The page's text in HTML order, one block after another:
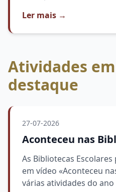
Ler mais →
Atividades em
destaque
27-07-2026
Aconteceu nas
As Bibliotecas
em vídeo «Aconteceu
várias atividades do